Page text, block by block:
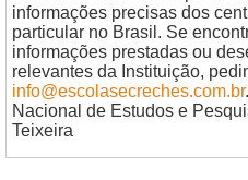
informações precisas dos
particular no Brasil. Se
informações prestadas ou
relevantes da Instituição,
info@escolasecreches.com.br
Nacional de Estudos e
Teixeira